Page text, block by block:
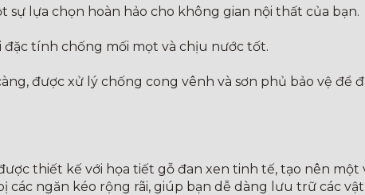
sự lựa chọn hoàn hảo cho không gian nội thất của bạn.
đặc tính chống mối mọt và chịu nước tốt.
được xử lý chống cong vênh và sơn phủ bảo vệ để
thiết kế với họa tiết gỗ đan xen tinh tế, tạo nên một
các ngăn kéo rộng rãi, giúp bạn dễ dàng lưu trữ các